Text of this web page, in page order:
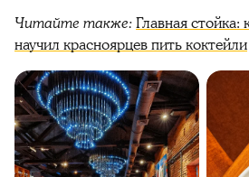
Читайте также:Главная стойка:
научил красноярцев пить коктейли